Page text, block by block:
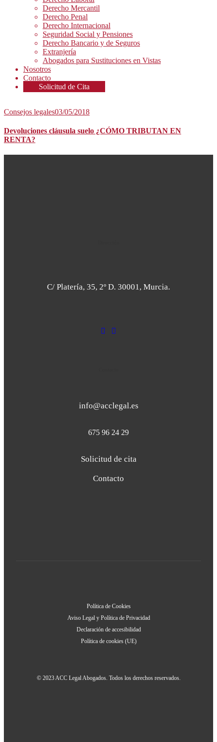
Derecho Mercantil
Derecho Penal
Derecho Internacional
Seguridad Social y Pensiones
Derecho Bancario y de Seguros
Extranjería
Abogados para Sustituciones en Vistas
Nosotros
Contacto
Solicitud de Cita
Consejos legales03/05/2018
Devoluciones cláusula suelo ¿CÓMO TRIBUTAN EN
RENTA?
C/ Platería, 35, 2º D. 30001, Murcia.
info@acclegal.es
675 96 24 29
Solicitud de cita
Contacto
Política de Cookies
Aviso Legal y Política de Privacidad
Declaración de accesibilidad
Política de cookies (UE)
© 2023 ACC Legal Abogados. Todos los derechos reservados.